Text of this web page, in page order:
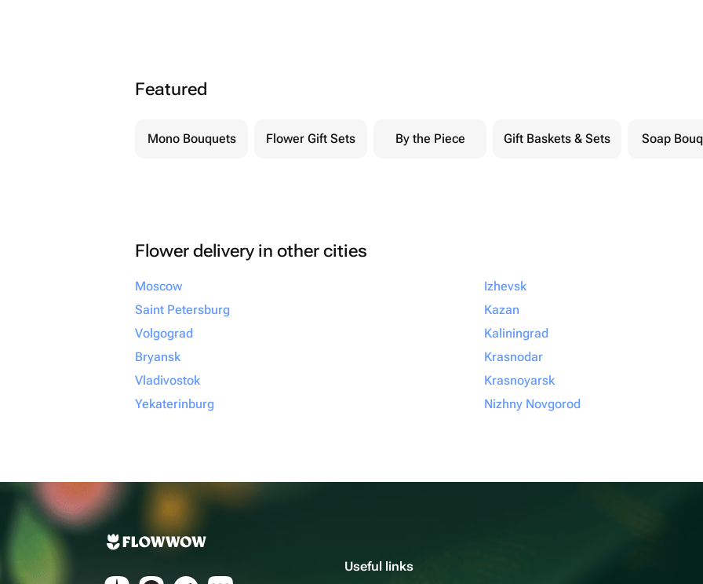
Featured
Mono Bouquets Flower Gift Sets By the Piece Gift Baskets & Sets Soap
Flower delivery in other cities
Moscow
Saint Petersburg
Volgograd
Bryansk
Vladivostok
Yekaterinburg
Izhevsk
Kazan
Kaliningrad
Krasnodar
Krasnoyarsk
Nizhny Novgorod
Useful links